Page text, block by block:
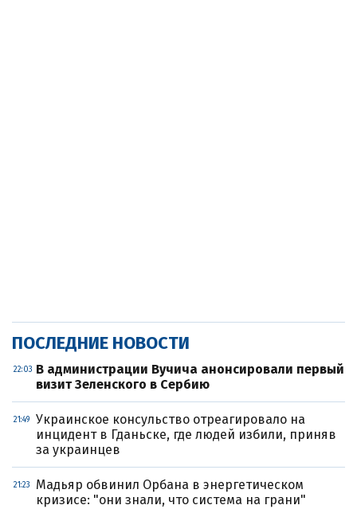
ПОСЛЕДНИЕ НОВОСТИ
22:03 В администрации Вучича анонсировали первый
визит Зеленского в Сербию
21:49
Украинское консульство отреагировало на
инцидент в Гданьске, где людей избили, приняв
за украинцев
21:23
Мадьяр обвинил Орбана в энергетическом
кризисе: "они знали, что система на грани"